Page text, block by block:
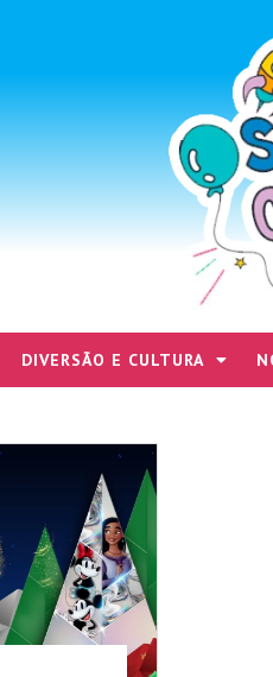
DIVERSÃO E CULTURA